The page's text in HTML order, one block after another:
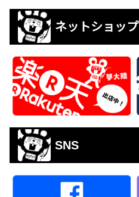
ネットショップ
SNS